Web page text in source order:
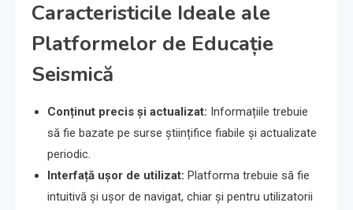
Caracteristicile Ideale ale
Platformelor de Educație
Seismică
Conținut precis și actualizat: Informațiile trebuie
să fie bazate pe surse științifice fiabile și actualizate
periodic.
Interfață ușor de utilizat: Platforma trebuie să fie
intuitivă și ușor de navigat, chiar și pentru utilizatorii